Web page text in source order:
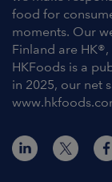
food for
moments. Our
Finland are
HKFoods is a
in 2025, our net